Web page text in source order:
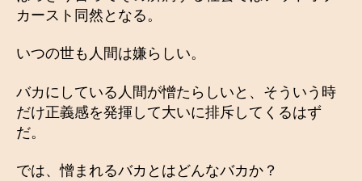
カースト同然となる。
いつの世も人間は嫌らしい。
バカにしている人間が憎たらしいと、そういう時
だけ正義感を発揮して大いに排斥してくるはず
だ。
では、憎まれるバカとはどんなバカか？